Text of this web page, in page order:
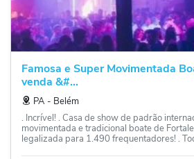
Famosa e Super Movimentada
venda &#...
PA ‐ Belém
. Incrível! . Casa de show de padrão
movimentada e tradicional boate de
legalizada para 1.490 frequentadores! .